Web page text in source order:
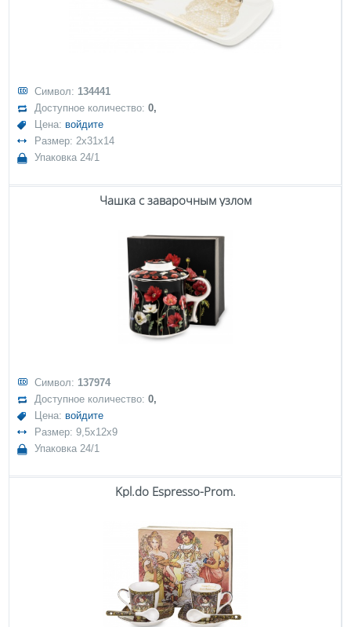
Символ: 134441
Доступное количество:0,
Цена: войдите
Размер: 2x31x14
Упаковка 24/1
Чашка с заварочным узлом
Символ: 137974
Доступное количество:0,
Цена: войдите
Размер: 9,5x12x9
Упаковка 24/1
Kpl.do Espresso-Prom.